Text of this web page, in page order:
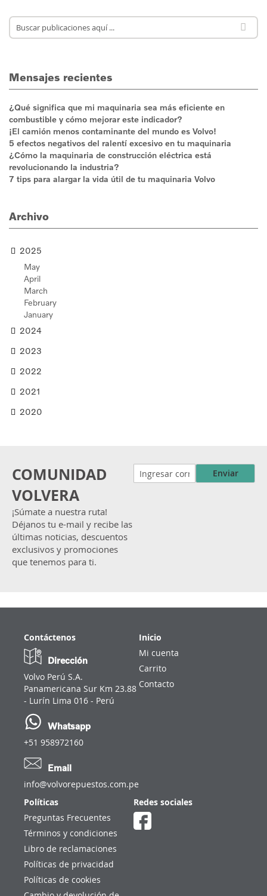
Mensajes recientes
¿Qué significa que mi maquinaria sea más eficiente en
combustible y cómo mejorar este indicador?
¡El camión menos contaminante del mundo es Volvo!
5 efectos negativos del ralentí excesivo en tu maquinaria
¿Cómo la maquinaria de construcción eléctrica está
revolucionando la industria?
7 tips para alargar la vida útil de tu maquinaria Volvo
Archivo
2025
May
April
March
February
January
2024
2023
2022
2021
2020
COMUNIDAD
VOLVERA
¡Súmate a nuestra ruta!
Déjanos tu e-mail y recibe las
últimas noticias, descuentos
exclusivos y promociones
que tenemos para ti.
Enviar
Contáctenos
Dirección
Volvo Perú S.A.
Panamericana Sur Km 23.88
- Lurín Lima 016 - Perú
Whatsapp
+51 958972160
Email
info@volvorepuestos.com.pe
Inicio
Mi cuenta
Carrito
Contacto
Políticas
Preguntas Frecuentes
Términos y condiciones
Libro de reclamaciones
Políticas de privacidad
Políticas de cookies
Redes sociales